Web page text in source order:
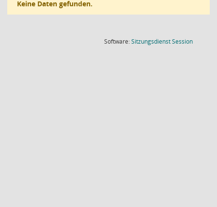
Keine Daten gefunden.
Software:SitzungsdienstSession(Wird in